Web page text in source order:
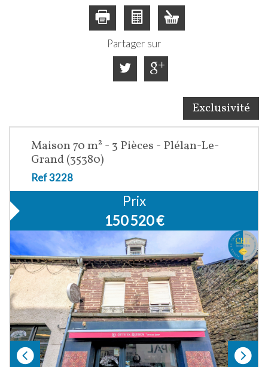
Partager sur
Exclusivité
Maison 70 m² - 3 Pièces - Plélan-Le-
Grand (35380)
Ref 3228
Prix
150 520€